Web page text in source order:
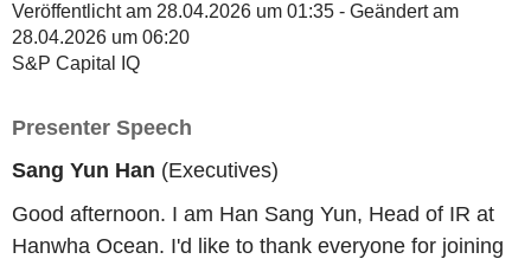
Veröffentlicht am 28.04.2026 um 01:35 - Geändert am
28.04.2026 um 06:20
S&P Capital IQ
Presenter Speech
Sang Yun Han (Executives)
Good afternoon. I am Han Sang Yun, Head of IR at
Hanwha Ocean. I'd like to thank everyone for joining